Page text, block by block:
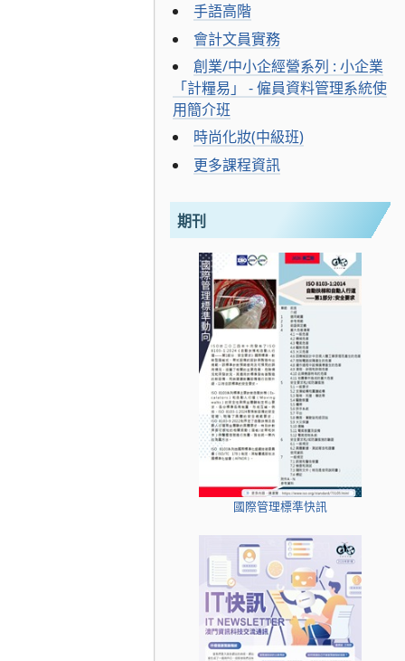
手語高階
會計文員實務
創業/中小企經營系列 : 小企業
「計糧易」 - 僱員資料管理系統使
用簡介班
時尚化妝(中級班)
更多課程資訊
期刊
國際管理標準快訊